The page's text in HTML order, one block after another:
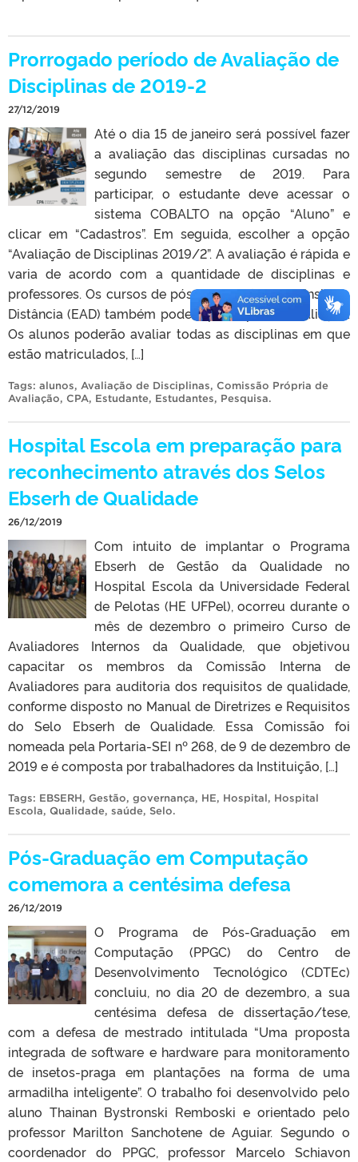
Prorrogado período de Avaliação de
Disciplinas de 2019-2
27/12/2019
Até o dia 15 de janeiro será possível fazer
a avaliação das disciplinas cursadas no
segundo semestre de 2019. Para
participar, o estudante deve acessar o
sistema COBALTO na opção “Aluno” e
clicar em “Cadastros”. Em seguida, escolher a opção
“Avaliação de Disciplinas 2019/2”. A avaliação é rápida e
varia de acordo com a quantidade de disciplinas e
professores. Os cursos de pós-graduação e de Ensino a
Distância (EAD) também podem participar da avaliação.
Os alunos poderão avaliar todas as disciplinas em que
estão matriculados, […]
Tags: alunos, Avaliação de Disciplinas, Comissão Própria de
Avaliação, CPA, Estudante, Estudantes, Pesquisa.
Hospital Escola em preparação para
reconhecimento através dos Selos
Ebserh de Qualidade
26/12/2019
Com intuito de implantar o Programa
Ebserh de Gestão da Qualidade no
Hospital Escola da Universidade Federal
de Pelotas (HE UFPel), ocorreu durante o
mês de dezembro o primeiro Curso de
Avaliadores Internos da Qualidade, que objetivou
capacitar os membros da Comissão Interna de
Avaliadores para auditoria dos requisitos de qualidade,
conforme disposto no Manual de Diretrizes e Requisitos
do Selo Ebserh de Qualidade. Essa Comissão foi
nomeada pela Portaria-SEI nº 268, de 9 de dezembro de
2019 e é composta por trabalhadores da Instituição, […]
Tags: EBSERH, Gestão, governança, HE, Hospital, Hospital
Escola, Qualidade, saúde, Selo.
Pós-Graduação em Computação
comemora a centésima defesa
26/12/2019
O Programa de Pós-Graduação em
Computação (PPGC) do Centro de
Desenvolvimento Tecnológico (CDTEc)
concluiu, no dia 20 de dezembro, a sua
centésima defesa de dissertação/tese,
com a defesa de mestrado intitulada “Uma proposta
integrada de software e hardware para monitoramento
de insetos-praga em plantações na forma de uma
armadilha inteligente”. O trabalho foi desenvolvido pelo
aluno Thainan Bystronski Remboski e orientado pelo
professor Marilton Sanchotene de Aguiar. Segundo o
coordenador do PPGC, professor Marcelo Schiavon